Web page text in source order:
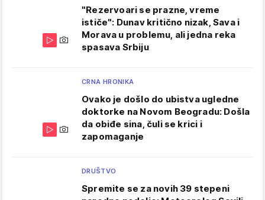
"Rezervoari se prazne, vreme
ističe": Dunav kritično nizak, Sava i
Morava u problemu, ali jedna reka
spasava Srbiju
CRNA HRONIKA
Ovako je došlo do ubistva ugledne
doktorke na Novom Beogradu: Došla
da obiđe sina, čuli se krici i
zapomaganje
DRUŠTVO
Spremite se za novih 39 stepeni